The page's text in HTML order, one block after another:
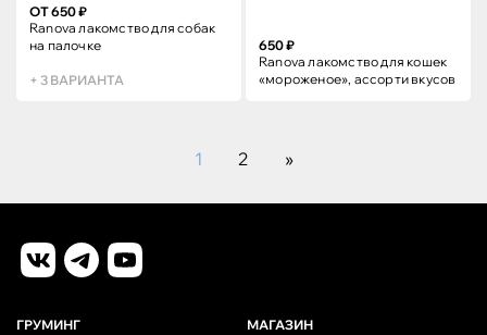
ОТ 650 ₽
Ranova лакомство для собак
на палочке
+ 3 ВАРИАНТА
650 ₽
Ranova лакомство для кошек
«мороженое», ассорти вкусов
1 2 »
ГРУМИНГ МАГАЗИН